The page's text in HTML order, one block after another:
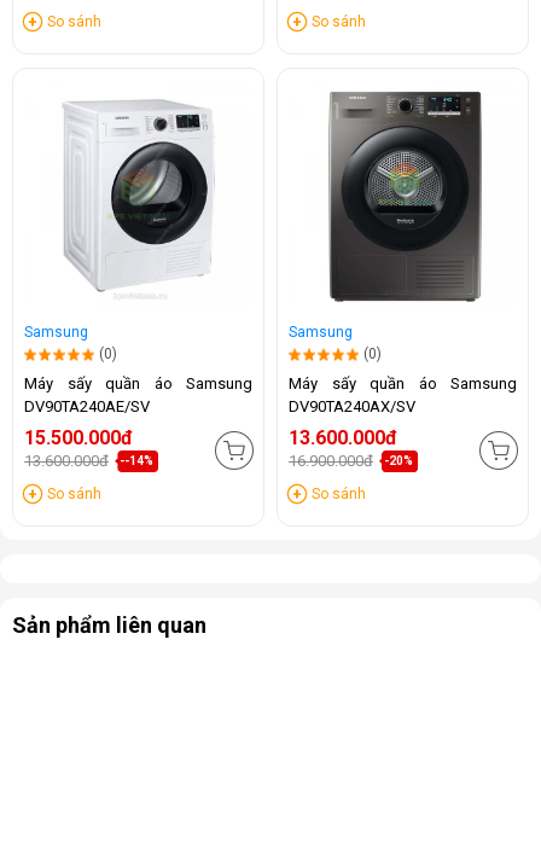
So sánh So sánh
Samsung
(0)
Máy sấy quần áo Samsung
DV90TA240AE/SV
15.500.000đ
13.600.000đ --14%
So sánh
Samsung
(0)
Máy sấy quần áo Samsung
DV90TA240AX/SV
13.600.000đ
16.900.000đ -20%
So sánh
Sản phẩm liên quan